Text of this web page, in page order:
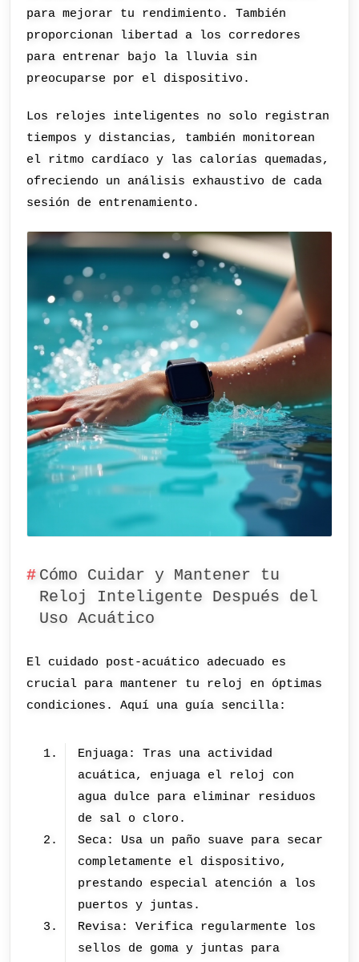
para mejorar tu rendimiento. También
proporcionan libertad a los corredores
para entrenar bajo la lluvia sin
preocuparse por el dispositivo.
Los relojes inteligentes no solo registran
tiempos y distancias, también monitorean
el ritmo cardíaco y las calorías quemadas,
ofreciendo un análisis exhaustivo de cada
sesión de entrenamiento.
Cómo Cuidar y Mantener tu
Reloj Inteligente Después del
Uso Acuático
El cuidado post-acuático adecuado es
crucial para mantener tu reloj en óptimas
condiciones. Aquí una guía sencilla:
Enjuaga: Tras una actividad
acuática, enjuaga el reloj con
agua dulce para eliminar residuos
de sal o cloro.
Seca: Usa un paño suave para secar
completamente el dispositivo,
prestando especial atención a los
puertos y juntas.
Revisa: Verifica regularmente los
sellos de goma y juntas para